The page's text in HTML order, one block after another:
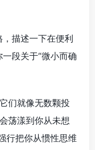
描述一下在便利
段关于“微小而确
们就像无数颗投
荡漾到你从未想
行把你从惯性思维